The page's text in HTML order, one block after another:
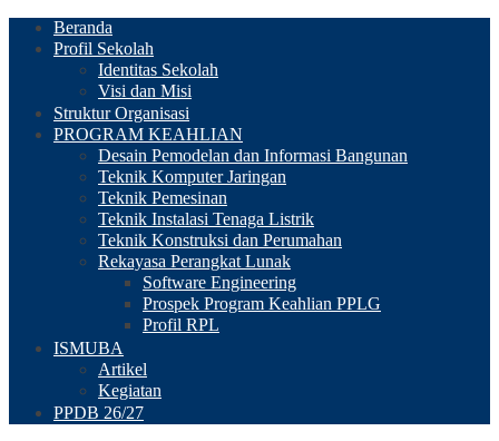
Beranda
Profil Sekolah
Identitas Sekolah
Visi dan Misi
Struktur Organisasi
PROGRAM KEAHLIAN
Desain Pemodelan dan Informasi Bangunan
Teknik Komputer Jaringan
Teknik Pemesinan
Teknik Instalasi Tenaga Listrik
Teknik Konstruksi dan Perumahan
Rekayasa Perangkat Lunak
Software Engineering
Prospek Program Keahlian PPLG
Profil RPL
ISMUBA
Artikel
Kegiatan
PPDB 26/27